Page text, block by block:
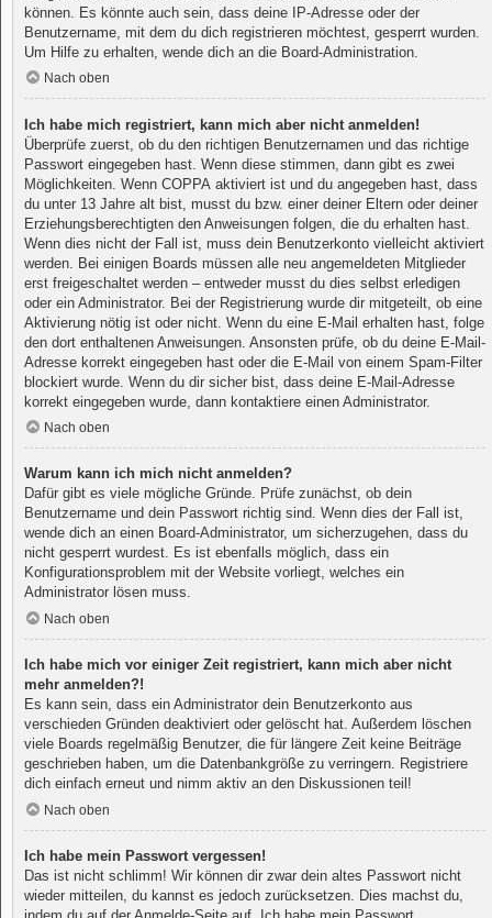
können. Es könnte auch sein, dass deine IP-Adresse oder der
Benutzername, mit dem du dich registrieren möchtest, gesperrt wurden.
Um Hilfe zu erhalten, wende dich an die Board-Administration.
Nach oben
Ich habe mich registriert, kann mich aber nicht anmelden!
Überprüfe zuerst, ob du den richtigen Benutzernamen und das richtige
Passwort eingegeben hast. Wenn diese stimmen, dann gibt es zwei
Möglichkeiten. Wenn COPPA aktiviert ist und du angegeben hast, dass
du unter 13 Jahre alt bist, musst du bzw. einer deiner Eltern oder deiner
Erziehungsberechtigten den Anweisungen folgen, die du erhalten hast.
Wenn dies nicht der Fall ist, muss dein Benutzerkonto vielleicht aktiviert
werden. Bei einigen Boards müssen alle neu angemeldeten Mitglieder
erst freigeschaltet werden – entweder musst du dies selbst erledigen
oder ein Administrator. Bei der Registrierung wurde dir mitgeteilt, ob eine
Aktivierung nötig ist oder nicht. Wenn du eine E-Mail erhalten hast, folge
den dort enthaltenen Anweisungen. Ansonsten prüfe, ob du deine E-Mail-
Adresse korrekt eingegeben hast oder die E-Mail von einem Spam-Filter
blockiert wurde. Wenn du dir sicher bist, dass deine E-Mail-Adresse
korrekt eingegeben wurde, dann kontaktiere einen Administrator.
Nach oben
Warum kann ich mich nicht anmelden?
Dafür gibt es viele mögliche Gründe. Prüfe zunächst, ob dein
Benutzername und dein Passwort richtig sind. Wenn dies der Fall ist,
wende dich an einen Board-Administrator, um sicherzugehen, dass du
nicht gesperrt wurdest. Es ist ebenfalls möglich, dass ein
Konfigurationsproblem mit der Website vorliegt, welches ein
Administrator lösen muss.
Nach oben
Ich habe mich vor einiger Zeit registriert, kann mich aber nicht
mehr anmelden?!
Es kann sein, dass ein Administrator dein Benutzerkonto aus
verschieden Gründen deaktiviert oder gelöscht hat. Außerdem löschen
viele Boards regelmäßig Benutzer, die für längere Zeit keine Beiträge
geschrieben haben, um die Datenbankgröße zu verringern. Registriere
dich einfach erneut und nimm aktiv an den Diskussionen teil!
Nach oben
Ich habe mein Passwort vergessen!
Das ist nicht schlimm! Wir können dir zwar dein altes Passwort nicht
wieder mitteilen, du kannst es jedoch zurücksetzen. Dies machst du,